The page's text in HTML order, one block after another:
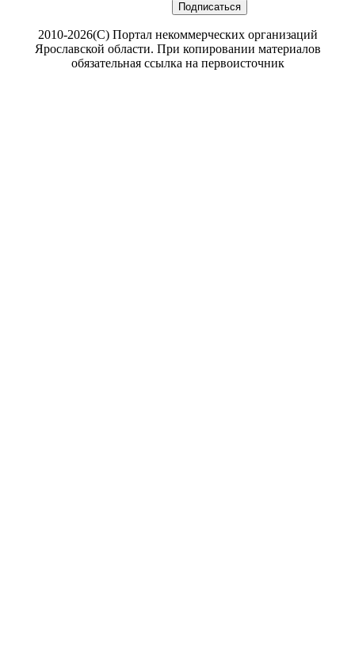
Подписаться
2010-2026(С) Портал некоммерческих организаций
Ярославской области. При копировании материалов
обязательная ссылка на первоисточник